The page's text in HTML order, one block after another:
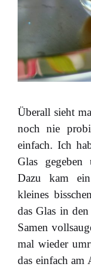
Überall sieht
noch nie
einfach. Ich
Glas
Dazu kam
kleines
das Glas in
Samen
mal wieder
das einfach am